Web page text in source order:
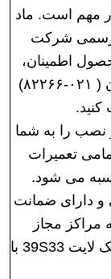
مهم است. ماد
۵۱۹۹۹۳ نماینده رسمی شرکت
اطمینان،
شما می توانید با تلفن‌های شرکت مادیران ( ۰۲۱-۸۲۲۶۶)
را به شما
تعمیرات
می شود.
و دارای ضمانت
مراکز مجاز
مراجعه نمایید. شما می‌توانید برای خرید بک لايت 39S33 با